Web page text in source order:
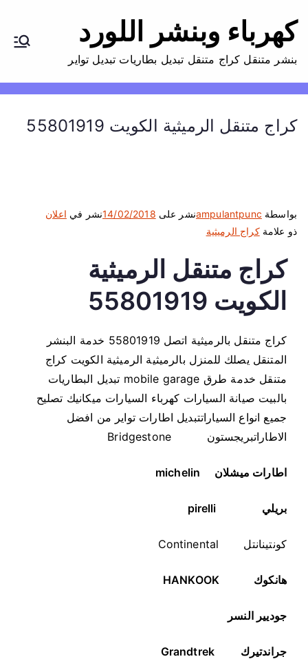
إ
كهرباء وبنشر اللورد
بنشر متنقل كراج متنقل تبديل بطاريات تبديل تواير
كراج متنقل الرميثية الكويت 55801919
بواسطة ampulantpuncنشر على 14/02/2018نشر في اعلان
ذو علامةكراج الرميثية
كراج متنقل الرميثية
الكويت 55801919
كراج متنقل بالرميثية اتصل 55801919 خدمة البنشر
المتنقل يصلك للمنزل بالرميثية الرميثية الكويت كراج
متنقل خدمة طرق mobile garage تبديل البطاريات
بالبيت صيانة السيارات كهرباء السيارات ميكانيك تصليح
جميع انواع السياراتتبديل اطارات تواير من افضل
الاطاراتبريجستون Bridgestone
اطارات ميشلان
بريلي
كونتينانتل Continental
هانكوك
جوديير النسر
جراندتيرك